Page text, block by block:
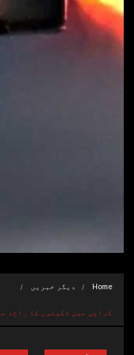
Home دیگر خبریں
کراچی میں ڈکیتوں کا راج،